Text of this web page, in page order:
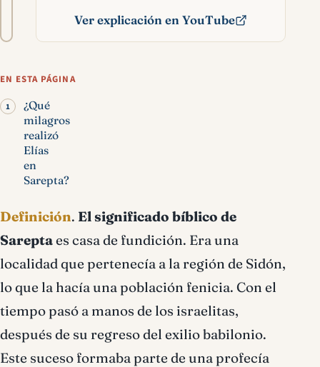
A− A+
Ver explicación en YouTube
EN ESTA PÁGINA
¿Qué
milagros
realizó
Elías
en
Sarepta?
Definición. El significado bíblico de
Sareptaes casa de fundición. Era una
localidad que pertenecía a la región de Sidón,
lo que la hacía una población fenicia. Con el
tiempo pasó a manos de los israelitas,
después de su regreso del exilio babilonio.
Este suceso formaba parte de una profecía